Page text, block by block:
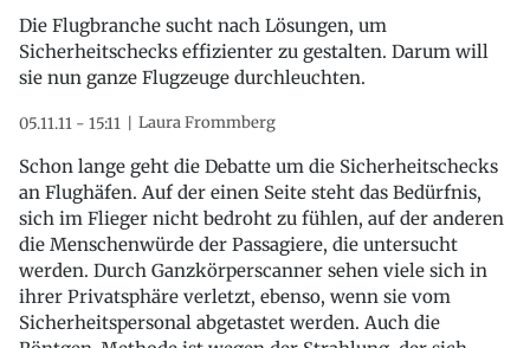
Die Flugbranche sucht nach Lösungen, um
Sicherheitschecks effizienter zu gestalten. Darum will
sie nun ganze Flugzeuge durchleuchten.
05.11.11 - 15:11 Laura Frommberg
Schon lange geht die Debatte um die Sicherheitschecks
an Flughäfen. Auf der einen Seite steht das Bedürfnis,
sich im Flieger nicht bedroht zu fühlen, auf der anderen
die Menschenwürde der Passagiere, die untersucht
werden. Durch Ganzkörperscanner sehen viele sich in
ihrer Privatsphäre verletzt, ebenso, wenn sie vom
Sicherheitspersonal abgetastet werden. Auch die